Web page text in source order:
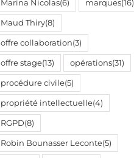
Marina Nicolas(6) marques(16)
Maud Thiry(8)
offre collaboration(3)
offre stage(13) opérations(31)
procédure civile(5)
propriété intellectuelle(4)
RGPD(8)
Robin Bounasser Leconte(5)